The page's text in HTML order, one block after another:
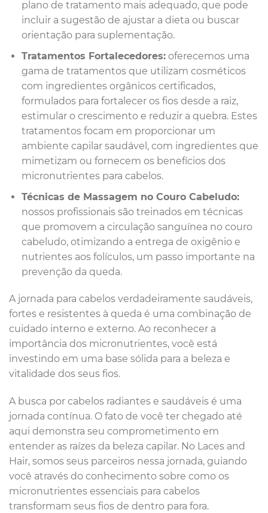
plano de tratamento mais adequado, que pode
incluir a sugestão de ajustar a dieta ou buscar
orientação para suplementação.
Tratamentos Fortalecedores:oferecemos uma
gama de tratamentos que utilizam cosméticos
com ingredientes orgânicos certificados,
formulados para fortalecer os fios desde a raiz,
estimular o crescimento e reduzir a quebra. Estes
tratamentos focam em proporcionar um
ambiente capilar saudável, com ingredientes que
mimetizam ou fornecem os benefícios dos
micronutrientes para cabelos.
Técnicas de Massagem no Couro Cabeludo:
nossos profissionais são treinados em técnicas
que promovem a circulação sanguínea no couro
cabeludo, otimizando a entrega de oxigênio e
nutrientes aos folículos, um passo importante na
prevenção da queda.
A jornada para cabelos verdadeiramente saudáveis,
fortes e resistentes à queda é uma combinação de
cuidado interno e externo. Ao reconhecer a
importância dos micronutrientes, você está
investindo em uma base sólida para a beleza e
vitalidade dos seus fios.
A busca por cabelos radiantes e saudáveis é uma
jornada contínua. O fato de você ter chegado até
aqui demonstra seu comprometimento em
entender as raízes da beleza capilar. No Laces and
Hair, somos seus parceiros nessa jornada, guiando
você através do conhecimento sobre como os
micronutrientes essenciais para cabelos
transformam seus fios de dentro para fora.